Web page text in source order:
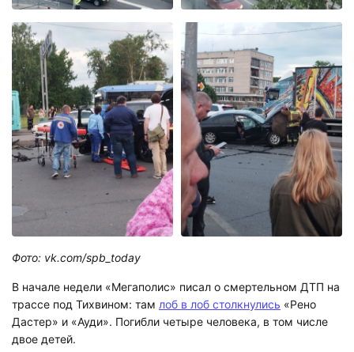
Фото: vk.com/spb_today
В начале недели «Мегаполис» писал о смертельном ДТП на
трассе под Тихвином: там лоб в лоб столкнулись «Рено
Дастер» и «Ауди». Погибли четыре человека, в том числе
двое детей.